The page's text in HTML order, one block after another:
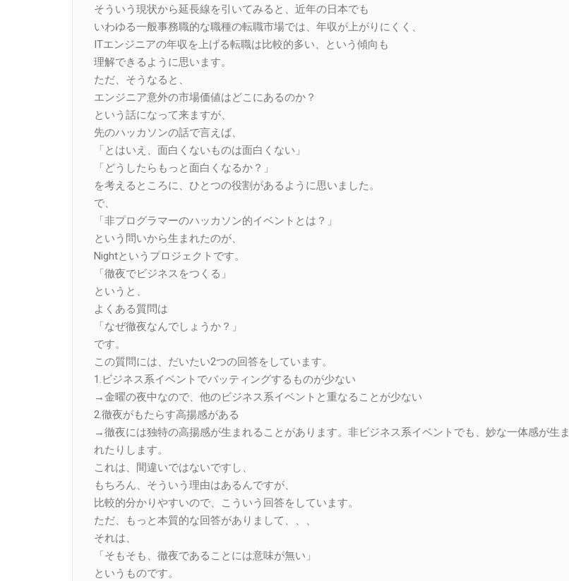
そういう現状から延長線を引いてみると、近年の日本でも
いわゆる一般事務職的な職種の転職市場では、年収が上がりにくく、
ITエンジニアの年収を上げる転職は比較的多い、という傾向も
理解できるように思います。
ただ、そうなると、
エンジニア意外の市場価値はどこにあるのか？
という話になって来ますが、
先のハッカソンの話で言えば、
「とはいえ、面白くないものは面白くない」
「どうしたらもっと面白くなるか？」
を考えるところに、ひとつの役割があるように思いました。
で、
「非プログラマーのハッカソン的イベントとは？」
という問いから生まれたのが、
Nightというプロジェクトです。
「徹夜でビジネスをつくる」
というと、
よくある質問は
「なぜ徹夜なんでしょうか？」
です。
この質問には、だいたい2つの回答をしています。
1.ビジネス系イベントでバッティングするものが少ない
→金曜の夜中なので、他のビジネス系イベントと重なることが少ない
2.徹夜がもたらす高揚感がある
→徹夜には独特の高揚感が生まれることがあります。非ビジネス系イベントでも、妙な一体感が生ま
れたりします。
これは、間違いではないですし、
もちろん、そういう理由はあるんですが、
比較的分かりやすいので、こういう回答をしています。
ただ、もっと本質的な回答がありまして、、、
それは、
「そもそも、徹夜であることには意味が無い」
というものです。